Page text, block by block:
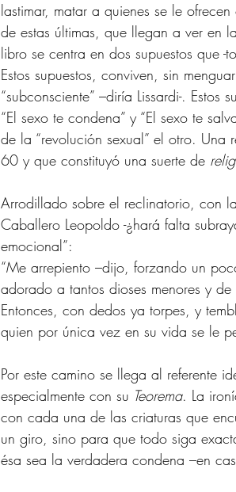
lastimar, matar a quienes se le
de estas últimas, que llegan a ver en
libro se centra en dos supuestos que
Estos supuestos, conviven, sin
“subconsciente” –diría Lissardi-.
“El sexo te condena” y “El sexo te
de la “revolución sexual” el otro. Una
60 y que constituyó una suerte de
Arrodillado sobre el reclinatorio, con
Caballero Leopoldo -¿hará falta
emocional”:
“Me arrepiento –dijo, forzando un
adorado a tantos dioses menores y
Entonces, con dedos ya torpes, y
quien por única vez en su vida se le
Por este camino se llega al referente
especialmente con su Teorema. La
con cada una de las criaturas que
un giro, sino para que todo siga
ésa sea la verdadera condena –en